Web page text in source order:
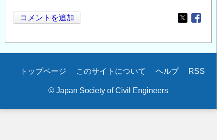
コメントを追加
Opens in
Secondary
トップページ このサイトについて ヘルプ RSS
© Japan Society of Civil Engineers